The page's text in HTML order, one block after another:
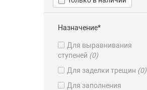
Назначение*
Для выравнивания
ступеней (0)
Для заделки трещин (0)
Для заполнения